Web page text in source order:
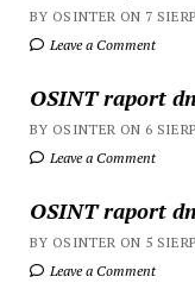
BY OSINTER ON 7
Leave a Comment
OSINT raport
BY OSINTER ON 6
Leave a Comment
OSINT raport
BY OSINTER ON 5
Leave a Comment